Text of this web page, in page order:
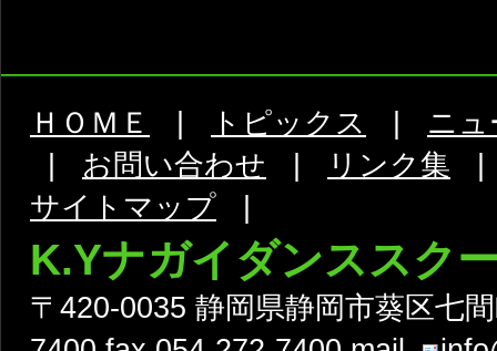
ＨＯＭＥ トピックス
ニュ
お問い合わせ リンク集
サイトマップ
K.Yナガイダンススク
〒420-0035 静岡県静岡市葵区七